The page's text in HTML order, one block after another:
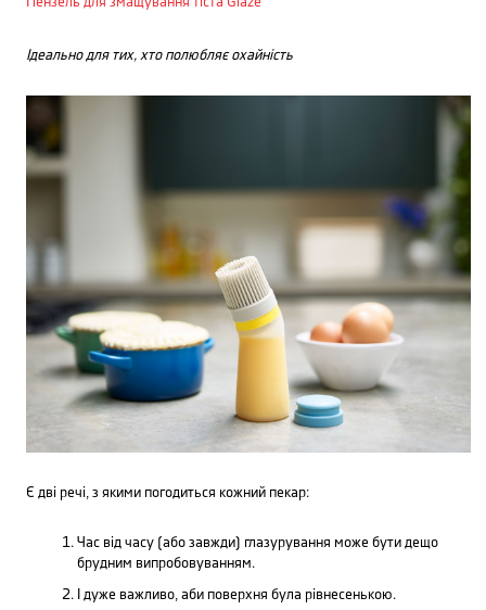
Ідеально для тих, хто полюбляє охайність
Є дві речі, з якими погодиться кожний пекар:
Час від часу (або завжди) глазурування може бути дещо
брудним випробовуванням.
І дуже важливо, аби поверхня була рівнесенькою.